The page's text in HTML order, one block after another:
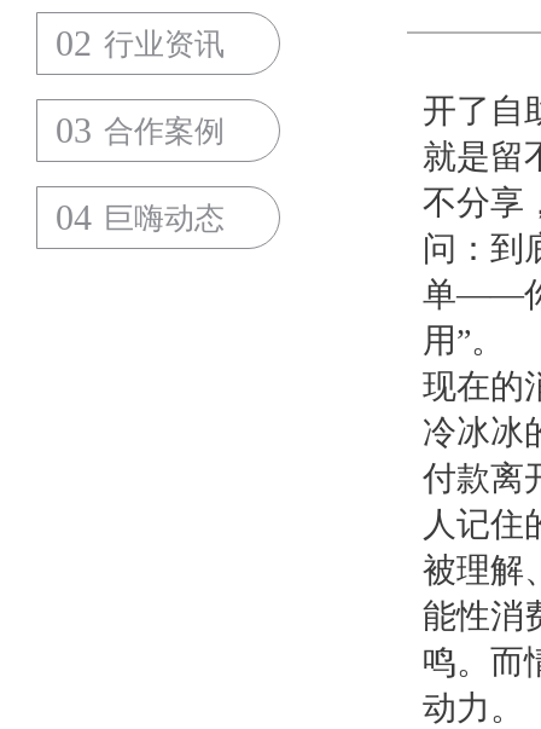
02 行业资讯
03 合作案例
04 巨嗨动态
开了自
就是留
不分享
问：到
单——你
用”。
现在的
冷冰冰
付款离
人记住
被理解
能性消
鸣。而
动力。